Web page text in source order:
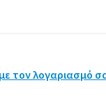
τον λογαριασμό